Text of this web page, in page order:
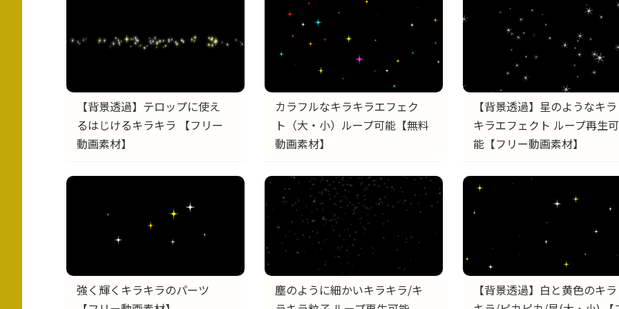
【背景透過】テロップに使え
るはじけるキラキラ 【フリー
動画素材】
カラフルなキラキラエフェク
ト（大・小）ループ可能【無料
動画素材】
【背景透過】星のようなキラ
キラエフェクト ループ再生可
能【フリー動画素材】
強く輝くキラキラのパーツ
塵のように細かいキラキラ/キ
【背景透過】白と黄色のキラ